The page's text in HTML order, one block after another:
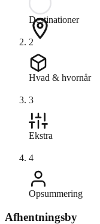
Destinationer
2
Hvad & hvornår
3
Ekstra
4
Opsummering
Afhentningsby